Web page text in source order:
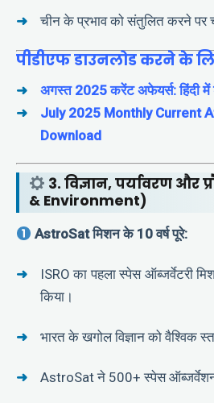
चीन के प्रभाव को संतुलित करने पर
पीडीएफ डाउनलोड करने के
अगस्त 2025 करेंट अफेयर्स: हिंदी में
July 2025 Monthly Current
Download
3. विज्ञान, पर्यावरण और
& Environment)
AstroSat मिशन के 10 वर्ष पूरे:
ISRO का पहला स्पेस ऑब्जर्वेटरी
किया।
भारत के खगोल विज्ञान को वैश्विक
AstroSat ने 500+ स्पेस ऑब्जर्वेशन